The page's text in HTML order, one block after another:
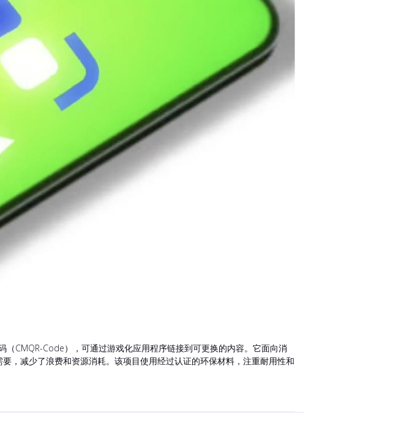
CMQR-Code），可通过游戏化应用程序链接到可更换的内容。它面向消
，减少了浪费和资源消耗。该项目使用经过认证的环保材料，注重耐用性和